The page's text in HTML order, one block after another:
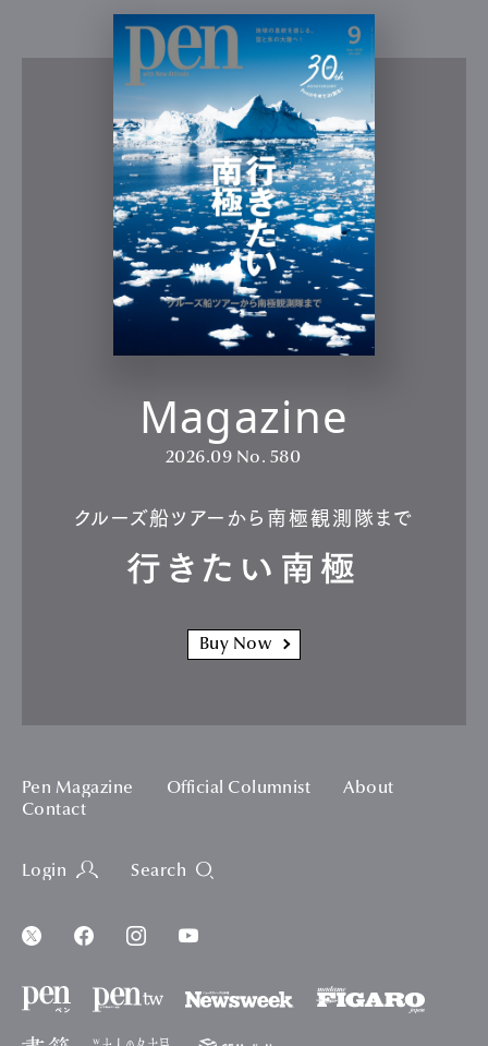
Magazine
2026.09 No. 580
クルーズ船ツアーから南極観測隊まで
行きたい南極
Buy Now
Pen Magazine Official Columnist
About
Contact
Login Search